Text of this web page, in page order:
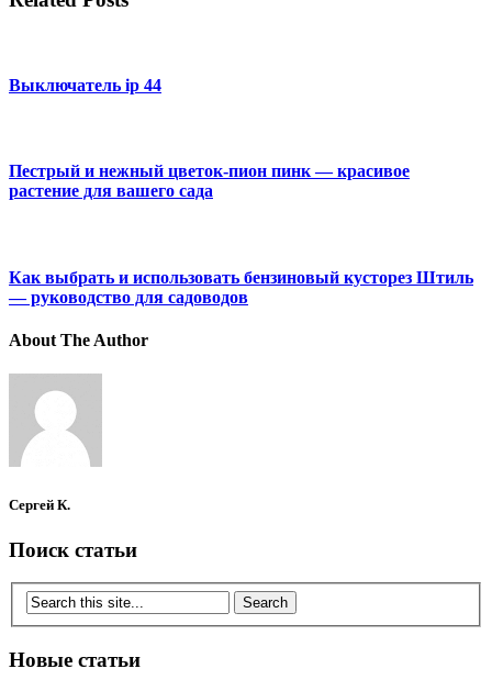
Выключатель ip 44
Пестрый и нежный цветок-пион пинк — красивое
растение для вашего сада
Как выбрать и использовать бензиновый кусторез Штиль
— руководство для садоводов
About The Author
Сергей К.
Поиск статьи
Новые статьи